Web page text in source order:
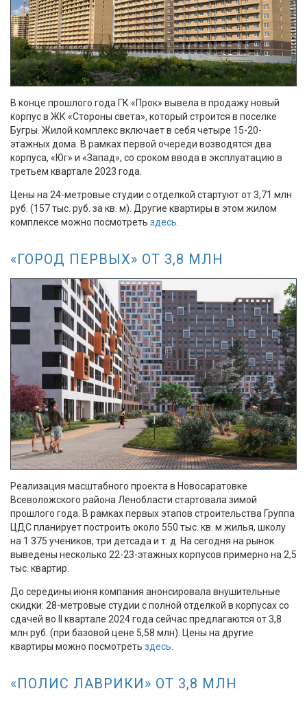
В конце прошлого года ГК «Прок» вывела в продажу новый
корпус в ЖК «Стороны света», который строится в поселке
Бугры. Жилой комплекс включает в себя четыре 15-20-
этажных дома. В рамках первой очереди возводятся два
корпуса, «Юг» и «Запад», со сроком ввода в эксплуатацию в
третьем квартале 2023 года.
Цены на 24-метровые студии с отделкой стартуют от 3,71 млн
руб. (157 тыс. руб. за кв. м). Другие квартиры в этом жилом
комплексе можно посмотреть здесь
«ГОРОД ПЕРВЫХ» ОТ 3,8 МЛН
Реализация масштабного проекта в Новосаратовке
Всеволожского района Ленобласти стартовала зимой
прошлого года. В рамках первых этапов строительства Группа
ЦДС планирует построить около 550 тыс. кв. м жилья, школу
на 1 375 учеников, три детсада и т. д. На сегодня на рынок
выведены несколько 22-23-этажных корпусов примерно на 2,5
тыс. квартир.
До середины июня компания анонсировала внушительные
скидки: 28-метровые студии с полной отделкой в корпусах со
сдачей во II квартале 2024 года сейчас предлагаются от 3,8
млн руб. (при базовой цене 5,58 млн). Цены на другие
квартиры можно посмотреть здесь
«ПОЛИС ЛАВРИКИ» ОТ 3,8 МЛН